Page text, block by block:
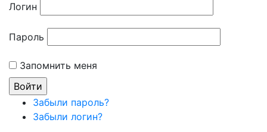
Логин
Пароль
Запомнить меня
Забыли пароль?
Забыли логин?